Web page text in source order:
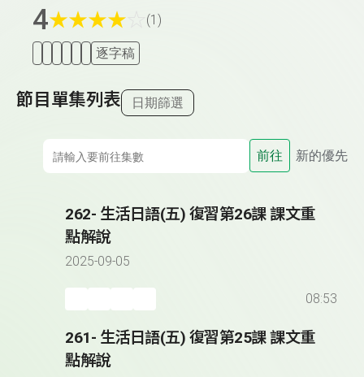
4★★★★ (1)
逐字稿
節目單集列表 日期篩選
前往 新的優先
262- 生活日語(五) 復習第26課 課文重
點解說
2025-09-05
08:53
261- 生活日語(五) 復習第25課 課文重
點解說